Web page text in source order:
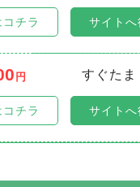
チラ サイトへ
円
すぐたま
チラ サイトへ